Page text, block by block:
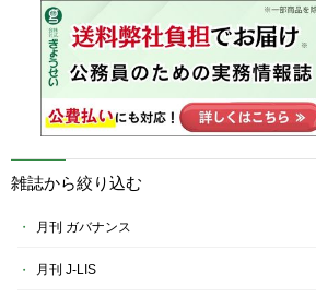
雑誌から絞り込む
月刊 ガバナンス
月刊 J-LIS